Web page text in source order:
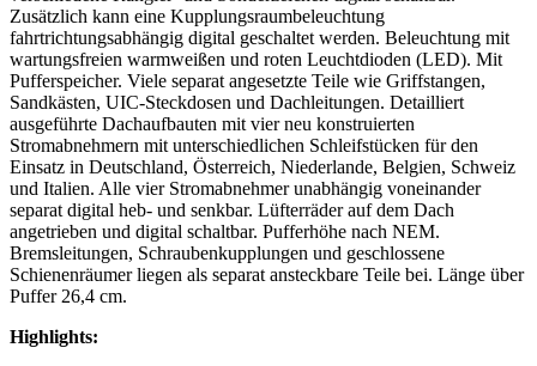
Zusätzlich kann eine Kupplungsraumbeleuchtung
fahrtrichtungsabhängig digital geschaltet werden. Beleuchtung mit
wartungsfreien warmweißen und roten Leuchtdioden (LED). Mit
Pufferspeicher. Viele separat angesetzte Teile wie Griffstangen,
Sandkästen, UIC-Steckdosen und Dachleitungen. Detailliert
ausgeführte Dachaufbauten mit vier neu konstruierten
Stromabnehmern mit unterschiedlichen Schleifstücken für den
Einsatz in Deutschland, Österreich, Niederlande, Belgien, Schweiz
und Italien. Alle vier Stromabnehmer unabhängig voneinander
separat digital heb- und senkbar. Lüfterräder auf dem Dach
angetrieben und digital schaltbar. Pufferhöhe nach NEM.
Bremsleitungen, Schraubenkupplungen und geschlossene
Schienenräumer liegen als separat ansteckbare Teile bei. Länge über
Puffer 26,4 cm.
Highlights: